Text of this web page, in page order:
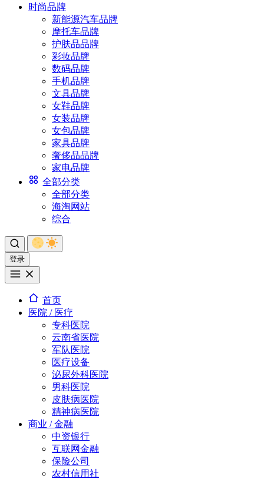
时尚品牌
新能源汽车品牌
摩托车品牌
护肤品品牌
彩妆品牌
数码品牌
手机品牌
文具品牌
女鞋品牌
女装品牌
女包品牌
家具品牌
奢侈品品牌
家电品牌
全部分类
全部分类
海淘网站
综合
登录
首页
医院 / 医疗
专科医院
云南省医院
军队医院
医疗设备
泌尿外科医院
男科医院
皮肤病医院
精神病医院
商业 / 金融
中资银行
互联网金融
保险公司
农村信用社